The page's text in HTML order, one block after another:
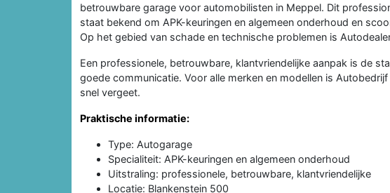
betrouwbare garage voor automobilisten in Meppel. Dit
staat bekend om APK-keuringen en algemeen onderhoud en
Op het gebied van schade en technische problemen is
Een professionele, betrouwbare, klantvriendelijke aanpak is de
goede communicatie. Voor alle merken en modellen is
snel vergeet.
Praktische informatie:
Type: Autogarage
Specialiteit: APK-keuringen en algemeen onderhoud
Uitstraling: professionele, betrouwbare, klantvriendelijke
Locatie: Blankenstein 500